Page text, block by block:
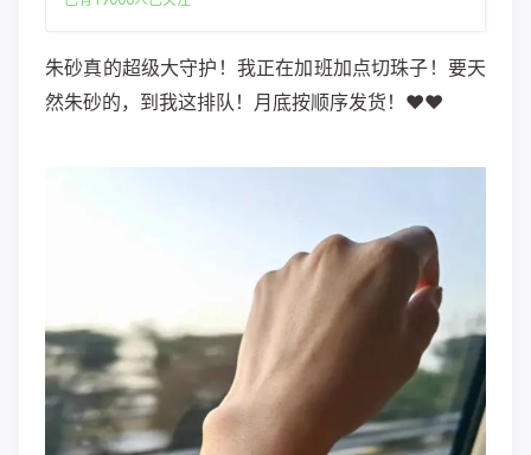
朱砂真的超级大守护！我正在加班加点切珠子！要天
然朱砂的，到我这排队！月底按顺序发货！♥️♥️